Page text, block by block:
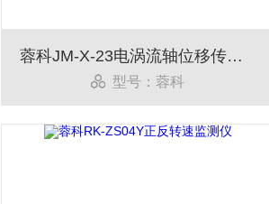
蓉科JM-X-23电涡流轴位移传感器
型号：蓉科